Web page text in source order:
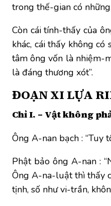
trong thế-gian có
Còn cái tính-thấy của
khác, cái thấy không
tâm ông vốn là nhiệm-
là đáng thương xót”.
ĐOẠN XI LỰA
Chỉ I. – Vật không
Ông A-nan bạch : “Tuy
Phật bảo ông A-nan :
Ông A-na-luật thì thấy
tịnh, số như vi-trần,